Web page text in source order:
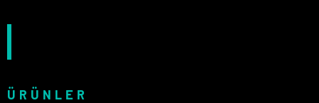
ÜRÜNLER